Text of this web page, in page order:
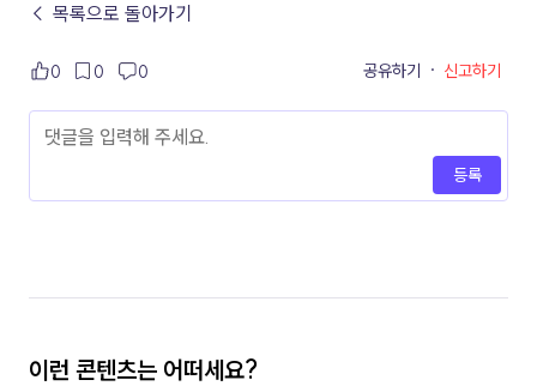
← 목록으로 돌아가기
0 0 0 공유하기 · 신고하기
등록
이런 콘텐츠는 어떠세요?